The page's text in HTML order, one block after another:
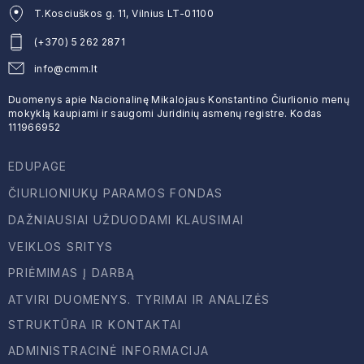
T.Kosciuškos g. 11, Vilnius LT-01100
(+370) 5 262 2871
info@cmm.lt
Duomenys apie Nacionalinę Mikalojaus Konstantino Čiurlionio menų
mokyklą kaupiami ir saugomi Juridinių asmenų registre. Kodas
111966952
EDUPAGE
ČIURLIONIUKŲ PARAMOS FONDAS
DAŽNIAUSIAI UŽDUODAMI KLAUSIMAI
VEIKLOS SRITYS
PRIĖMIMAS Į DARBĄ
ATVIRI DUOMENYS. TYRIMAI IR ANALIZĖS
STRUKTŪRA IR KONTAKTAI
ADMINISTRACINĖ INFORMACIJA